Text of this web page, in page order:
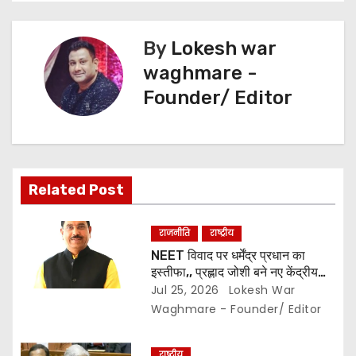
g
a
t
o
By Lokesh war
waghmare -
Founder/ Editor
Related Post
राजनीति राष्ट्रीय
NEET विवाद पर धर्मेंद्र प्रधान का
इस्तीफा,, प्रह्लाद जोशी बने नए केंद्रीय
शिक्षा मंत्री..
Jul 25, 2026
Lokesh War
Waghmare - Founder/ Editor